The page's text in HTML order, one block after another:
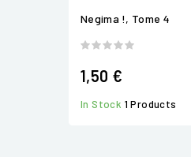
Negima !, Tome 4
1,50 €
In Stock 1 Products